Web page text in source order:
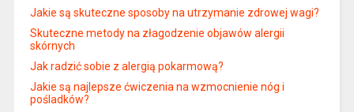
Jakie są skuteczne sposoby na utrzymanie zdrowej wagi?
Skuteczne metody na złagodzenie objawów alergii
skórnych
Jak radzić sobie z alergią pokarmową?
Jakie są najlepsze ćwiczenia na wzmocnienie nóg i
pośladków?